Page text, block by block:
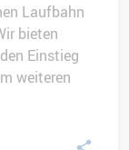
Laufbahn
bieten
Einstieg
weiteren